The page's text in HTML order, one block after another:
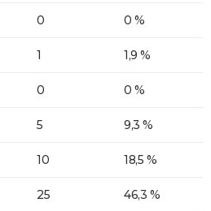
0 0 %
1 1,9 %
0 0 %
5 9,3 %
10 18,5 %
25 46,3 %